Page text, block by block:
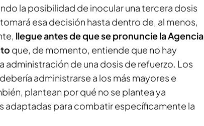
la posibilidad de inocular una tercera dosis
esa decisión hasta dentro de, al menos,
llegue antes de que se pronuncie la Agencia
que, de momento, entiende que no hay
administración de una dosis de refuerzo. Los
administrarse a los más mayores e
plantean por qué no se plantea ya
adaptadas para combatir específicamente la